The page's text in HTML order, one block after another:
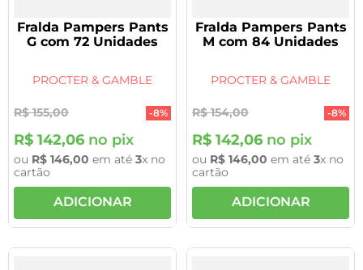
Fralda Pampers Pants
G com 72 Unidades
PROCTER & GAMBLE
R$ 155,00 -8%
R$ 142,06 no pix
ou R$ 146,00 em até 3x no
cartão
ADICIONAR
Fralda Pampers Pants
M com 84 Unidades
PROCTER & GAMBLE
R$ 154,00 -8%
R$ 142,06 no pix
ou R$ 146,00 em até 3x no
cartão
ADICIONAR